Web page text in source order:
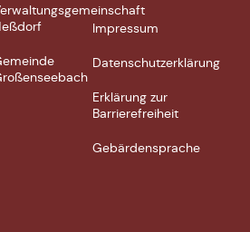
Impressum
Datenschutzerklärung
Erklärung zur
Barrierefreiheit
Gebärdensprache